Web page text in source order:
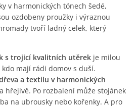
v harmonických tónech šedé,
ozdobeny proužky i výraznou
tvoří ladný celek, který
s trojicí kvalitních utěrek je milou
mají rádi domov s duší.
a textilu v harmonických
hřejivě. Po rozbalení může stojánek
na ubrousky nebo kořenky. A pro